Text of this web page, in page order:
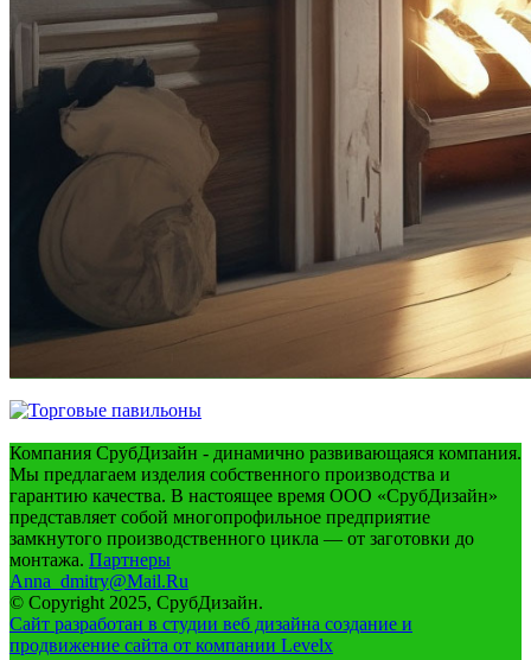
Компания СрубДизайн - динамично развивающаяся компания.
Мы предлагаем изделия собственного производства и
гарантию качества. В настоящее время ООО «СрубДизайн»
представляет собой многопрофильное предприятие
замкнутого производственного цикла — от заготовки до
монтажа. Партнеры
Anna_dmitry@Mail.Ru
© Copyright 2025, СрубДизайн.
Сайт разработан в студии веб дизайна создание и
продвижение сайта от компании Levelx